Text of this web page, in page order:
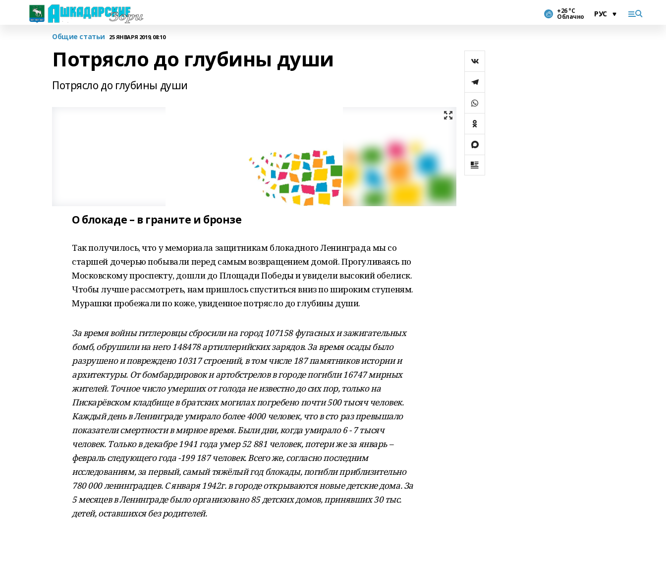
+26 °С
Облачно
Общие статьи 25 ЯНВАРЯ 2019, 08:10
Потрясло до глубины души
Потрясло до глубины души
О блокаде – в граните и бронзе
Так получилось, что у мемориала защитникам блокадного Ленинграда мы со
старшей дочерью побывали перед самым возвращением домой. Прогуливаясь по
Московскому проспекту, дошли до Площади Победы и увидели высокий обелиск.
Чтобы лучше рассмотреть, нам пришлось спуститься вниз по широким ступеням.
Мурашки пробежали по коже, увиденное потрясло до глубины души.
За время войны гитлеровцы сбросили на город 107158 фугасных и зажигательных
бомб, обрушили на него 148478 артиллерийских зарядов. За время осады было
разрушено и повреждено 10317 строений, в том числе 187 памятников истории и
архитектуры. От бомбардировок и артобстрелов в городе погибли 16747 мирных
жителей. Точное число умерших от голода не известно до сих пор, только на
Пискарёвском кладбище в братских могилах погребено почти 500 тысяч человек.
Каждый день в Ленинграде умирало более 4000 человек, что в сто раз превышало
показатели смертности в мирное время. Были дни, когда умирало 6 - 7 тысяч
человек. Только в декабре 1941 года умер 52 881 человек, потери же за январь –
февраль следующего года -199 187 человек. Всего же, согласно последним
исследованиям, за первый, самый тяжёлый год блокады, погибли приблизительно
780 000 ленинградцев. С января 1942г. в городе открываются новые детские дома. За
5 месяцев в Ленинграде было организовано 85 детских домов, принявших 30 тыс.
детей, оставшихся без родителей.